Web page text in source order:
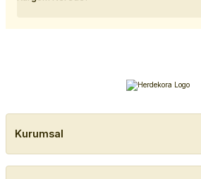
Kurumsal